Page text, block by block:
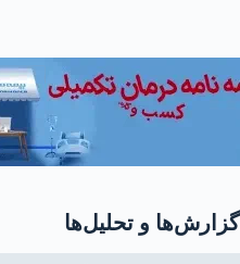
گزارش‌ها و تحلیل‌ها